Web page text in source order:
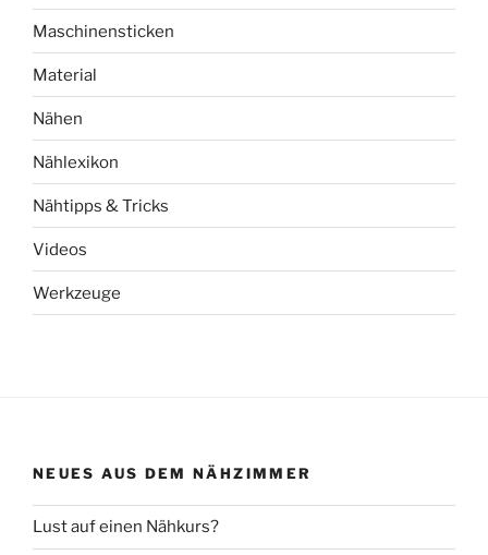
Maschinensticken
Material
Nähen
Nählexikon
Nähtipps & Tricks
Videos
Werkzeuge
NEUES AUS DEM NÄHZIMMER
Lust auf einen Nähkurs?